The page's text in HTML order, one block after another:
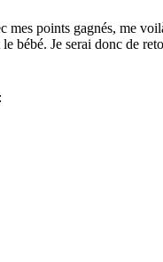
mes points gagnés, me
bébé. Je serai donc